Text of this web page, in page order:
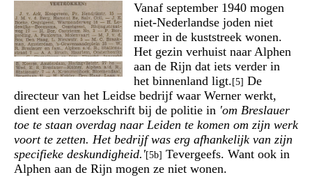
Vanaf september 1940 mogen
niet-Nederlandse joden niet
meer in de kuststreek wonen.
Het gezin verhuist naar Alphen
aan de Rijn dat iets verder in
het binnenland ligt. [5] De
directeur van het Leidse bedrijf waar Werner werkt,
dient een verzoekschrift bij de politie in 'om Breslauer
toe te staan overdag naar Leiden te komen om zijn werk
voort te zetten. Het bedrijf was erg afhankelijk van zijn
specifieke deskundigheid.'[5b] Tevergeefs. Want ook in
Alphen aan de Rijn mogen ze niet wonen.